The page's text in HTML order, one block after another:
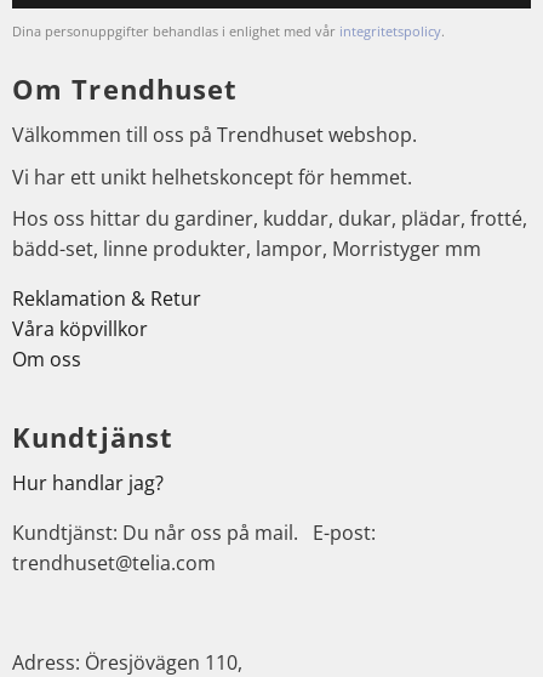
Dina personuppgifter behandlas i enlighet med vår integritetspolicy.
Om Trendhuset
Välkommen till oss på Trendhuset webshop.
Vi har ett unikt helhetskoncept för hemmet.
Hos oss hittar du gardiner, kuddar, dukar, plädar, frotté,
bädd-set, linne produkter, lampor, Morristyger mm
Reklamation & Retur
Våra köpvillkor
Om oss
Kundtjänst
Hur handlar jag?
Kundtjänst: Du når oss på mail. E-post:
trendhuset@telia.com
Adress: Öresjövägen 110,